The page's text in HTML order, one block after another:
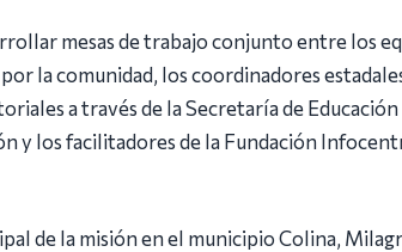
mesas de trabajo conjunto entre los
la comunidad, los coordinadores
a través de la Secretaría de
y los facilitadores de la Fundación
de la misión en el municipio Colina,